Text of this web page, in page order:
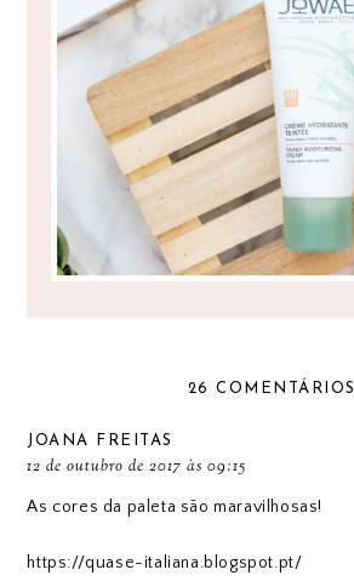
BB CREAM JOWAÉ
26 COMENTÁRIOS
JOANA FREITAS
12 de outubro de 2017 às 09:15
As cores da paleta são maravilhosas!
https://quase-italiana.blogspot.pt/